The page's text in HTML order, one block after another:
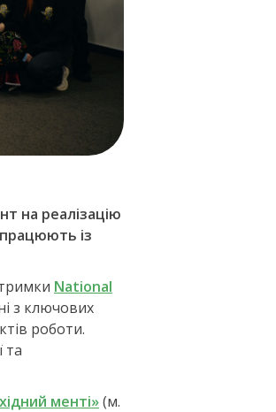
на реалізацію
із
National
з ключових
роботи.
та
менті»(м.